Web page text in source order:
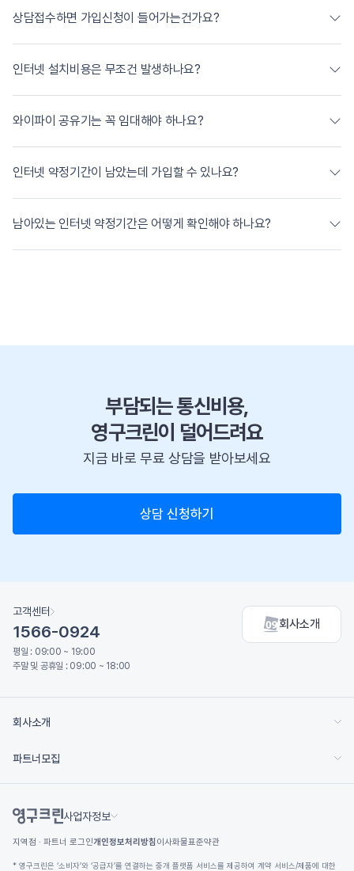
상담접수하면 가입신청이 들어가는건가요?
인터넷 설치비용은 무조건 발생하나요?
와이파이 공유기는 꼭 임대해야 하나요?
인터넷 약정기간이 남았는데 가입할 수 있나요?
남아있는 인터넷 약정기간은 어떻게 확인해야 하나요?
부담되는 통신비용,
영구크린이 덜어드려요
지금 바로 무료 상담을 받아보세요
상담 신청하기
고객센터
1566-0924
평일 : 09:00 ~ 19:00
주말 및 공휴일 : 09:00 ~ 18:00
회사소개
회사소개
파트너모집
사업자정보
지역점 · 파트너 로그인개인정보처리방침 이사화물표준약관
* 영구크린은 ‘소비자’와 ‘공급자’를 연결하는 중개 플랫폼 서비스를 제공하여 계약 서비스/제품에 대한